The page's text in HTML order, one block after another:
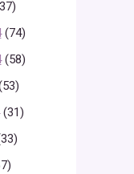
(74)
(58)
(31)